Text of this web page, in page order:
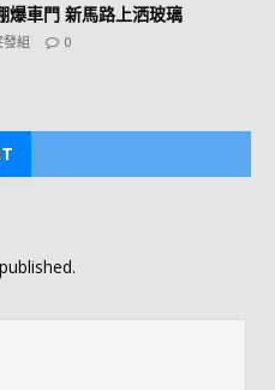
爆車門 新馬路上洒玻璃
發組 0